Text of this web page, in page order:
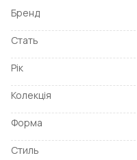
Бренд
Стать
Рік
Колекція
Форма
Стиль